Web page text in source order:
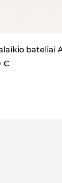
bateliai
€